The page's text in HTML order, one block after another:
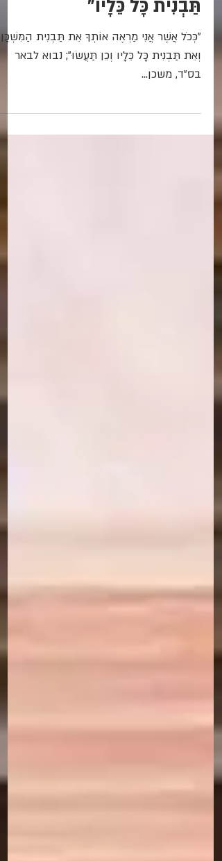
"אֵת תַּבְנִית הַמִּשְׁכָּן וְאֵת
תַּבְנִית כָּל כֵּלָיו"
"כְּכֹל אֲשֶׁר אֲנִי מַרְאֶה אוֹתְךָ אֵת תַּבְנִית הַמִּשְׁכָּן
בס"ד, משכן...